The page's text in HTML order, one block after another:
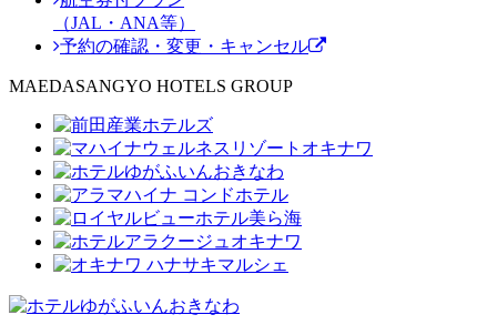
（JAL・ANA等）
予約の確認・変更・キャンセル
MAEDASANGYO HOTELS GROUP